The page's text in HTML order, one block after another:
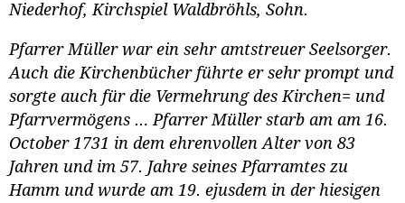
Niederhof, Kirchspiel Waldbröhls, Sohn.
Pfarrer Müller war ein sehr amtstreuer Seelsorger.
Auch die Kirchenbücher führte er sehr prompt und
sorgte auch für die Vermehrung des Kirchen= und
Pfarrvermögens … Pfarrer Müller starb am am 16.
October 1731 in dem ehrenvollen Alter von 83
Jahren und im 57. Jahre seines Pfarramtes zu
Hamm und wurde am 19. ejusdem in der hiesigen